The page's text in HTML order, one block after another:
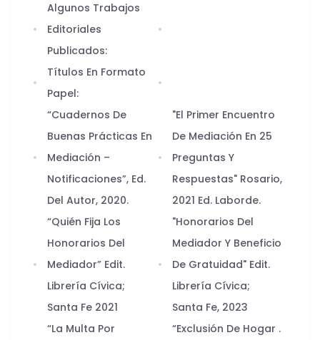
Algunos Trabajos
Editoriales
Publicados:
Títulos En Formato
Papel:
“Cuadernos De
Buenas Prácticas En
Mediación –
Notificaciones”, Ed.
Del Autor, 2020.
"El Primer Encuentro
De Mediación En 25
Preguntas Y
Respuestas" Rosario,
2021 Ed. Laborde.
“Quién Fija Los
Honorarios Del
Mediador” Edit.
Librería Cívica;
Santa Fe 2021
"Honorarios Del
Mediador Y Beneficio
De Gratuidad" Edit.
Librería Cívica;
Santa Fe, 2023
“La Multa Por
“Exclusión De Hogar .